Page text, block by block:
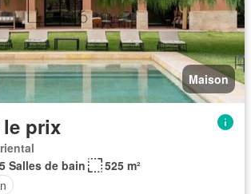
Maison
prix
5 Salles de bain
525 m²